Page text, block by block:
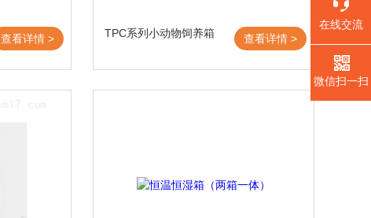
查看详情 > TPC系列小动物饲养箱 查看详情 >
在线交流
微信扫一扫